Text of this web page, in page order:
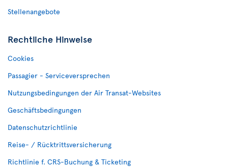
Stellenangebote
Rechtliche Hinweise
Cookies
Passagier - Serviceversprechen
Nutzungsbedingungen der Air Transat-Websites
Geschäftsbedingungen
Datenschutzrichtlinie
Reise- / Rücktrittsversicherung
Richtlinie f. CRS-Buchung & Ticketing